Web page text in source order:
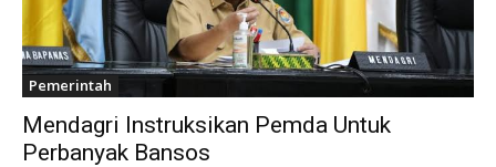
Pemerintah
Mendagri Instruksikan Pemda Untuk
Perbanyak Bansos